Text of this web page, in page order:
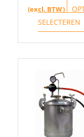
(excl. BTW)
SELECTEREN